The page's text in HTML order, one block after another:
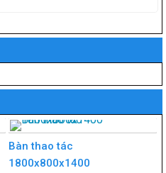
Bàn thao tác
1800x800x1400